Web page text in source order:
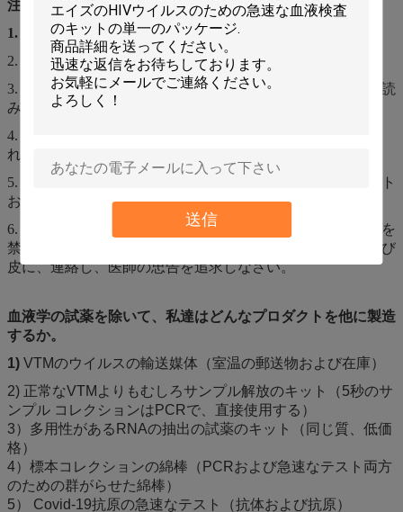
送信
注意
1.
このプロダクトは生体外で診断試薬である;
2. 汚染を密封し、防ぐ注意;
3. 妥当性の期間を超過するとき指示を使用の前に注意深く読
み、それらを使用することを止めるべきである;
4. プロダクトが凍っていれば、室温で完全に霜を取り除か
れ、混合の後で使用されるべきである。
5. 汚染された包装材料の不用な液体、無駄、残りプロダクト
および処置はローカル規則に、従う;
6. 厳しく目および皮が付いている接触を食べ、避けることを
禁止する。一度沢山の水とすぐにきれいなあなたの目および
皮に、連絡し、医師の忠告を追求しなさい。
血液学の試薬を除いて、私達はどんなプロダクトを他に製造
するか。
1) VTMのウイルスの輸送媒体（室温の郵送物および在庫）
2) 正常なVTMよりもむしろサンプル解放のキット（5秒のサ
ンプル コレクションはPCRで、直接使用する）
3）多用性があるRNAの抽出の試薬のキット（同じ質、低価
格）
4）標本コレクションの綿棒（PCRおよび急速なテスト両方
のための群がらせた綿棒）
5） Covid-19抗原の急速なテスト（抗体および抗原）